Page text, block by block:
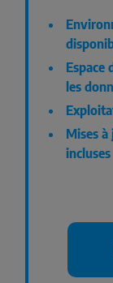
Espace
les
Mises
incluses